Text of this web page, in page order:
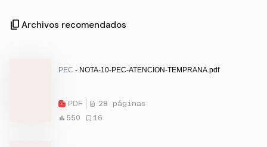
content_copy Archivos recomendados
PEC - NOTA-10-PEC-ATENCION-TEMPRANA.pdf
PDF
28 páginas
550
16